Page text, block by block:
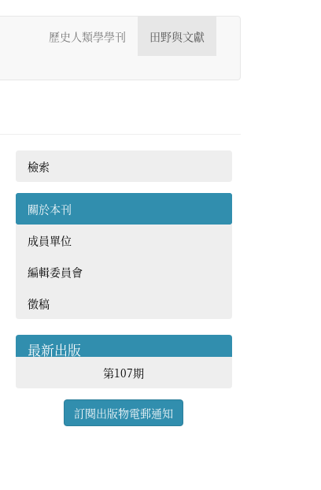
歷史人類學學刊 田野與文獻
檢索
關於本刊
成員單位
編輯委員會
徵稿
最新出版
第107期
訂閱出版物電郵通知